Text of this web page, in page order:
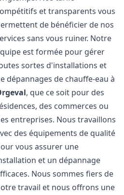
et transparents vous
de bénéficier de nos
sans vous ruiner. Notre
est formée pour gérer
sortes d'installations et
dépannages de chauffe-eau à
, que ce soit pour des
des commerces ou
entreprises. Nous travaillons
des équipements de qualité
vous assurer une
et un dépannage
Nous sommes fiers de
travail et nous offrons une